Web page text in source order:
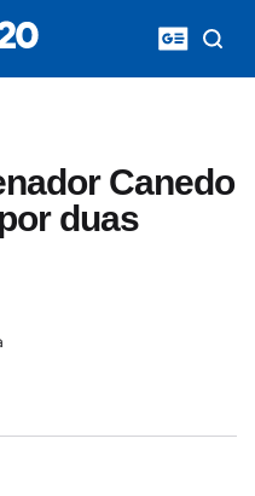
Canedo
duas